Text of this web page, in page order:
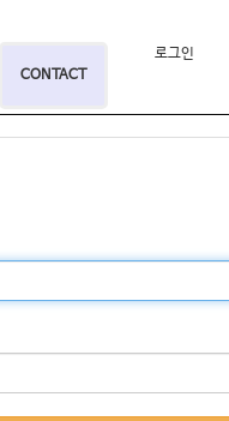
CONTACT
로그인